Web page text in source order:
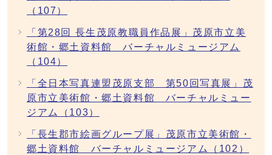
（107）
「第28回 長生茂原教職員作品展」茂原市立美
術館・郷土資料館 バーチャルミュージアム
（104）
「全日本写真連盟茂原支部 第50回写真展」茂
原市立美術館・郷土資料館 バーチャルミュー
ジアム（103）
「長生郡市絵画グループ展」茂原市立美術館・
郷土資料館 バーチャルミュージアム（102）